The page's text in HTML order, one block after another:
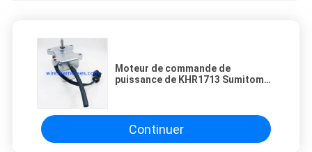
Moteur de commande de
puissance de KHR1713 Sumitomo
Continuer